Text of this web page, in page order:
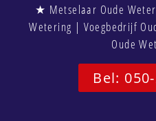
★ Metselaar Oude
Wetering | Voegbedrijf
Oude
Bel: